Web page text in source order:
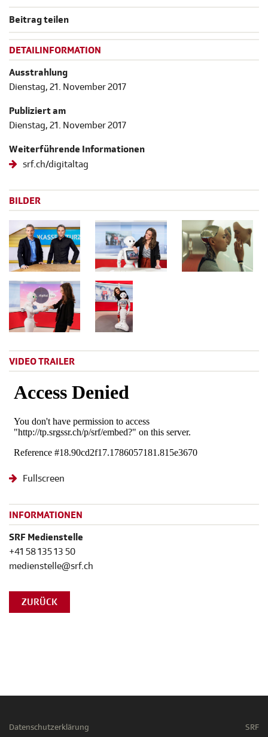
Beitrag teilen
DETAILINFORMATION
Ausstrahlung
Dienstag, 21. November 2017
Publiziert am
Dienstag, 21. November 2017
Weiterführende Informationen
srf.ch/digitaltag
BILDER
VIDEO TRAILER
Fullscreen
INFORMATIONEN
SRF Medienstelle
+41 58 135 13 50
medienstelle@srf.ch
ZURÜCK
Datenschutzerklärung SRF